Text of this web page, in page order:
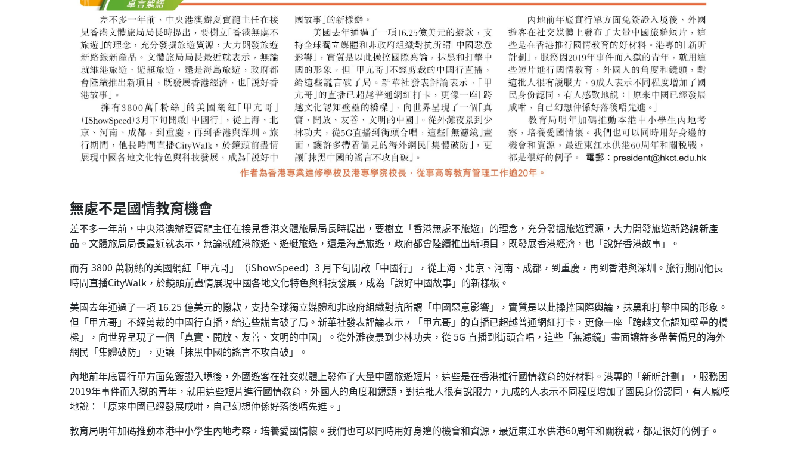
無處不是國情教育機會
差不多一年前，中央港澳辦夏寶龍主任在接見香港文體旅局局長時提出，要樹立「香港無處不旅遊」的理念，充分發掘旅遊資源，大力開發旅遊新路線新產
品。文體旅局局長最近就表示，無論就維港旅遊、遊艇旅遊，還是海島旅遊，政府都會陸續推出新項目，既發展香港經濟，也「說好香港故事」。
而有 3800 萬粉絲的美國網紅「甲亢哥」（iShowSpeed）3 月下旬開啟「中國行」，從上海、北京、河南、成都，到重慶，再到香港與深圳。旅行期間他長
時間直播CityWalk，於鏡頭前盡情展現中國各地文化特色與科技發展，成為「說好中國故事」的新樣板。
美國去年通過了一項 16.25 億美元的撥款，支持全球獨立媒體和非政府組織對抗所謂「中國惡意影響」，實質是以此操控國際輿論，抹黑和打擊中國的形象。
但「甲亢哥」不經剪裁的中國行直播，給這些謊言破了局。新華社發表評論表示，「甲亢哥」的直播已超越普通網紅打卡，更像一座「跨越文化認知壁壘的橋
樑」，向世界呈現了一個「真實、開放、友善、文明的中國」。從外灘夜景到少林功夫，從 5G 直播到街頭合唱，這些「無濾鏡」畫面讓許多帶著偏見的海外
網民「集體破防」，更讓「抹黑中國的謠言不攻自破」。
內地前年底實行單方面免簽證入境後，外國遊客在社交媒體上發佈了大量中國旅遊短片，這些是在香港推行國情教育的好材料。港專的「新昕計劃」，服務因
2019年事件而入獄的青年，就用這些短片進行國情教育，外國人的角度和鏡頭，對這批人很有說服力，九成的人表示不同程度增加了國民身份認同，有人感嘆
地說：「原來中國已經發展成咁，自己幻想仲係好落後唔先進。」
教育局明年加碼推動本港中小學生內地考察，培養愛國情懷。我們也可以同時用好身邊的機會和資源，最近東江水供港60周年和關稅戰，都是很好的例子。